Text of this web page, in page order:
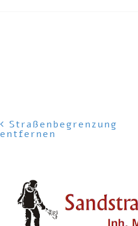
POST NAVIGATION
Straßenbegrenzung
entfernen